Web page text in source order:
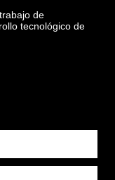
de
tecnológico de